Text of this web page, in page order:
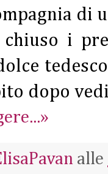
di
i
dopo
alle